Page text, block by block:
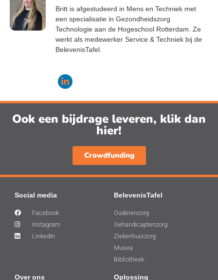
Britt is afgestudeerd in Mens en Techniek met
een specialisatie in Gezondheidszorg
Technologie aan de Hogeschool Rotterdam. Ze
werkt als medewerker Service & Techniek bij de
BelevenisTafel.
Ook een bijdrage leveren, klik dan
hier!
Crowdfunding
Social media
Facebook
Instagram
LinkedIn
BelevenisTafel
Ouderenzorg
Gehandicaptenzorg
Ziekenhuiszorg
Musea
Bibliotheek
Over ons Oplossing